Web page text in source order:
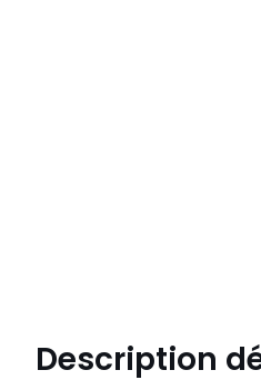
Description